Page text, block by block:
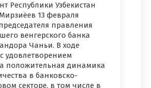
Республики Узбекистан
13 февраля
правления
венгерского банка
Чаньи. В ходе
удовлетворением
положительная динамика
в банковско-
секторе, в том числе в